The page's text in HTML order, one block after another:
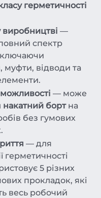
герметичності
виробництві —
спектр
муфти, відводи та
— може
накатний бортна
без гумових
— для
герметичності
5 різних
прокладок, які
весь робочий